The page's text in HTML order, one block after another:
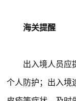
海关提醒
出入境人员应
个人防护；出入境